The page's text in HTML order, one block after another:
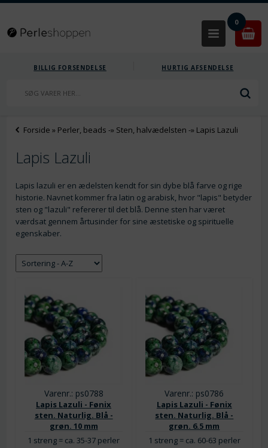
0
BILLIG FORSENDELSE HURTIG AFSENDELSE
Forside » Perler, beads -» Sten, halvædelsten -» Lapis Lazuli
Lapis Lazuli
Lapis lazuli er en ædelsten kendt for sin dybe blå farve og rige
historie. Navnet kommer fra latin og arabisk, hvor "lapis" betyder
sten og "lazuli" refererer til det blå. Denne sten har været
værdsat gennem årtusinder for sine æstetiske og spirituelle
egenskaber.
Varenr.: ps0788
Lapis Lazuli - Fønix
sten. Naturlig. Blå -
grøn. 10 mm
1 streng = ca. 35-37 perler
Varenr.: ps0786
Lapis Lazuli - Fønix
sten. Naturlig. Blå -
grøn. 6.5 mm
1 streng = ca. 60-63 perler